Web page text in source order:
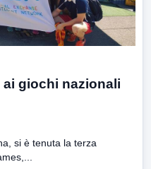
ai giochi nazionali
si è tenuta la terza